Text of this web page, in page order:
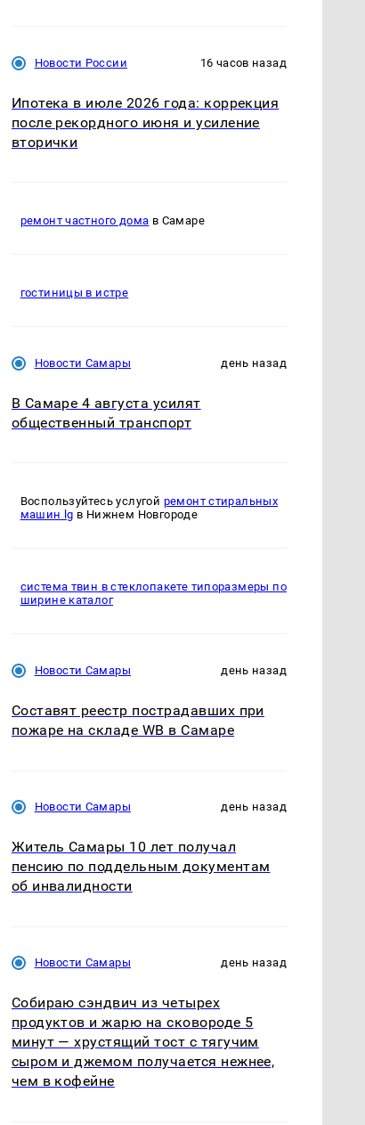
В магазинах России
СМИ: В Химках на
Новости России 16 часов назад
Ипотека в июле 2026 года: коррекция
после рекордного июня и усиление
вторички
ремонт частного дома в Самаре
гостиницы в истре
Новости Самары день назад
В Самаре 4 августа усилят
общественный транспорт
Воспользуйтесь услугой ремонт стиральных
машин lg в Нижнем Новгороде
система твин в стеклопакете типоразмеры по
ширине каталог
Новости Самары день назад
Составят реестр пострадавших при
пожаре на складе WB в Самаре
Новости Самары день назад
Житель Самары 10 лет получал
пенсию по поддельным документам
об инвалидности
Новости Самары день назад
Собираю сэндвич из четырех
продуктов и жарю на сковороде 5
минут — хрустящий тост с тягучим
сыром и джемом получается нежнее,
чем в кофейне